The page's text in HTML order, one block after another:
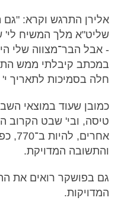
אלירן התרגש וקרא: "גם
שליט"א מלך המשיח לי'
- אבל הבר־מצווה שלי
במכתב קיבלתי ממש
חלה בסמיכות לתאריך
כמובן שעוד במוצאי
טיסה, ובי' שבט הקרוב
והתשובה המדויקת.
גם בפושקר רואים את
המדויקות.